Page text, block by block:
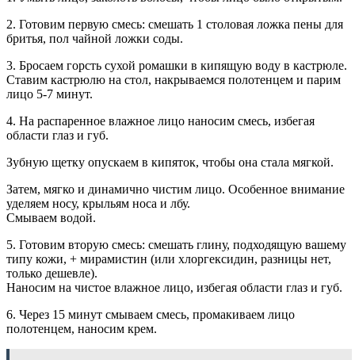
2. Готовим первую смесь: смешать 1 столовая ложка пены для
бритья, пол чайной ложки соды.
3. Бросаем горсть сухой ромашки в кипящую воду в кастрюле.
Ставим кастрюлю на стол, накрываемся полотенцем и парим
лицо 5-7 минут.
4. На распаренное влажное лицо наносим смесь, избегая
области глаз и губ.
Зубную щетку опускаем в кипяток, чтобы она стала мягкой.
Затем, мягко и динамично чистим лицо. Особенное внимание
уделяем носу, крыльям носа и лбу.
Смываем водой.
5. Готовим вторую смесь: смешать глину, подходящую вашему
типу кожи, + мирамистин (или хлоргексидин, разницы нет,
только дешевле).
Наносим на чистое влажное лицо, избегая области глаз и губ.
6. Через 15 минут смываем смесь, промакиваем лицо
полотенцем, наносим крем.